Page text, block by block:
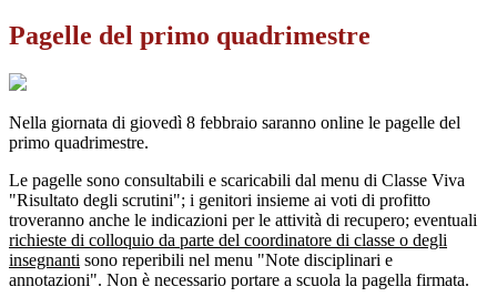
Pagelle del primo quadrimestre
Nella giornata di giovedì 8 febbraio saranno online le pagelle del
primo quadrimestre.
Le pagelle sono consultabili e scaricabili dal menu di Classe Viva
"Risultato degli scrutini"; i genitori insieme ai voti di profitto
troveranno anche le indicazioni per le attività di recupero; eventuali
richieste di colloquio da parte del coordinatore di classe o degli
insegnanti sono reperibili nel menu "Note disciplinari e
annotazioni". Non è necessario portare a scuola la pagella firmata.